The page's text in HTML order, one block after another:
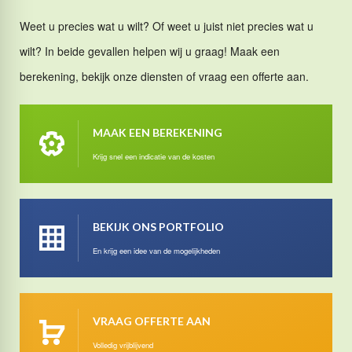
Weet u precies wat u wilt? Of weet u juist niet precies wat u
wilt? In beide gevallen helpen wij u graag! Maak een
berekening, bekijk onze diensten of vraag een offerte aan.
MAAK EEN BEREKENING
Krijg snel een indicatie van de kosten
BEKIJK ONS PORTFOLIO
En krijg een idee van de mogelijkheden
VRAAG OFFERTE AAN
Volledig vrijblijvend